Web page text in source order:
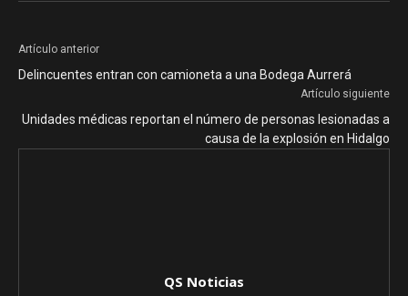
Artículo anterior
Delincuentes entran con camioneta a una Bodega Aurrerá
Artículo siguiente
Unidades médicas reportan el número de personas lesionadas a
causa de la explosión en Hidalgo
QS Noticias